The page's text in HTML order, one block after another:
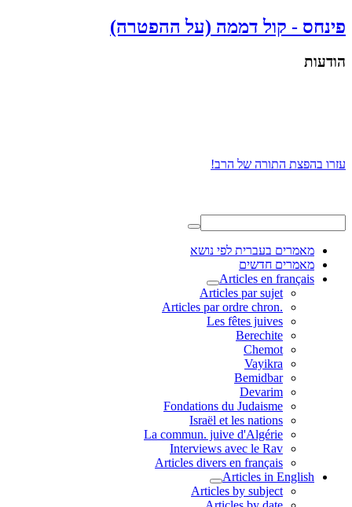
פינחס - קול דממה (על ההפטרה)
הודעות
עזרו בהפצת התורה של הרב!
מאמרים בעברית לפי נושא
מאמרים חדשים
Articles en français
Articles par sujet
.Articles par ordre chron
Les fêtes juives
Berechite
Chemot
Vayikra
Bemidbar
Devarim
Fondations du Judaisme
Israël et les nations
La commun. juive d'Algérie
Interviews avec le Rav
Articles divers en français
Articles in English
Articles by subject